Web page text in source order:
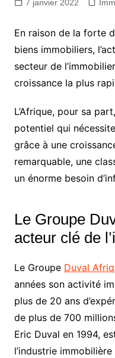
7 janvier 2022
En raison de la forte
biens immobiliers,
secteur de
croissance la plus
L’Afrique, pour sa
potentiel qui
grâce à une
remarquable, une
un énorme besoin
Le Groupe
acteur clé de
Le Groupe Duval
années son activité
plus de 20 ans
de plus de 700
Eric Duval en 1994,
l’industrie